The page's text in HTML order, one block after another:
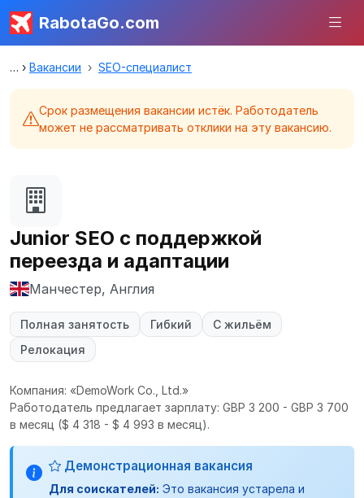
RabotaGo.com
Вакансии SEO-специалист
Срок размещения вакансии истёк. Работодатель
может не рассматривать отклики на эту вакансию.
Junior SEO с поддержкой
переезда и адаптации
Манчестер, Англия
Полная занятость Гибкий
С жильём
Релокация
Компания: «DemoWork Co., Ltd.»
Работодатель предлагает зарплату: GBP 3 200 - GBP 3 700
в месяц ($ 4 318 - $ 4 993 в месяц).
Демонстрационная вакансия
Для соискателей: Это вакансия устарела и